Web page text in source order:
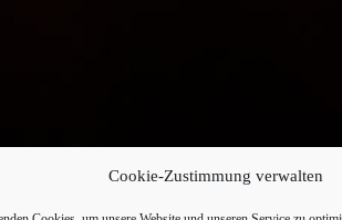
Cookie-Zustimmung verwalten